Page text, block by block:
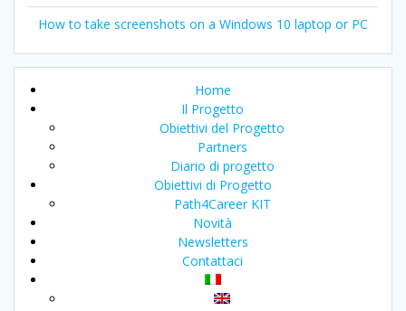
How to take screenshots on a Windows 10 laptop or PC
Home
Il Progetto
Obiettivi del Progetto
Partners
Diario di progetto
Obiettivi di Progetto
Path4Career KIT
Novità
Newsletters
Contattaci